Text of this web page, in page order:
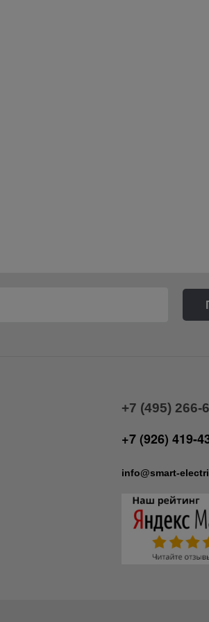
+7 (495) 266-
+7 (926) 419-
info@smart-